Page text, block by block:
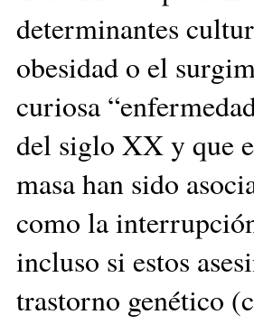
determinantes
obesidad o el
curiosa
del siglo XX y que
masa han sido
como la
incluso si estos
trastorno genético